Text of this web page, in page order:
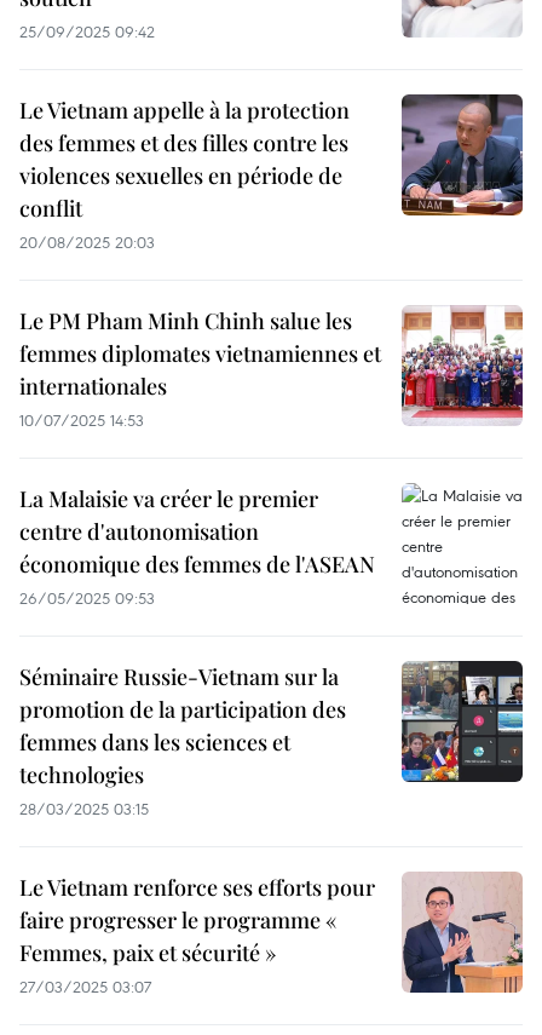
25/09/2025 09:42
Le Vietnam appelle à la protection
des femmes et des filles contre les
violences sexuelles en période de
conflit
20/08/2025 20:03
Le PM Pham Minh Chinh salue les
femmes diplomates vietnamiennes et
internationales
10/07/2025 14:53
La Malaisie va créer le premier
centre d'autonomisation
économique des femmes de l'ASEAN
26/05/2025 09:53
Séminaire Russie-Vietnam sur la
promotion de la participation des
femmes dans les sciences et
technologies
28/03/2025 03:15
Le Vietnam renforce ses efforts pour
faire progresser le programme «
Femmes, paix et sécurité »
27/03/2025 03:07